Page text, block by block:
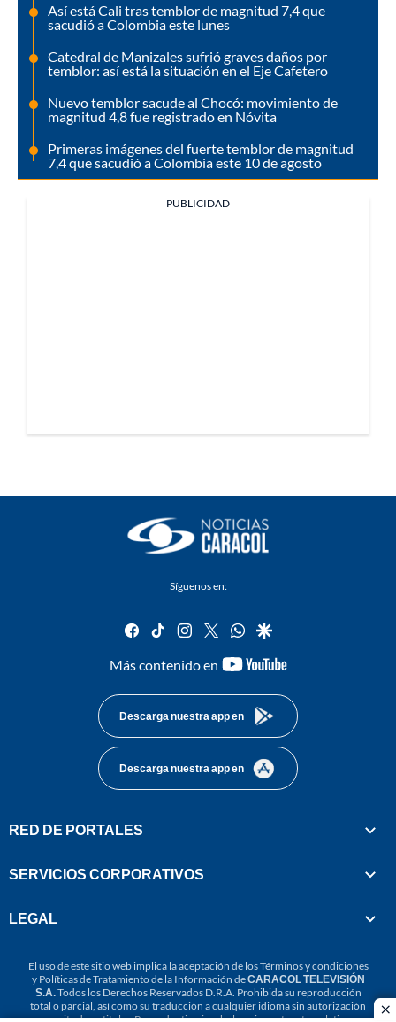
Así está Cali tras temblor de magnitud 7,4 que
sacudió a Colombia este lunes
Catedral de Manizales sufrió graves daños por
temblor: así está la situación en el Eje Cafetero
Nuevo temblor sacude al Chocó: movimiento de
magnitud 4,8 fue registrado en Nóvita
Primeras imágenes del fuerte temblor de magnitud
7,4 que sacudió a Colombia este 10 de agosto
PUBLICIDAD
Síguenos en:
facebook
tiktok instagram
twitterwhatsapp
google
Más contenido en
youtube-
Descarga nuestra app en
Descarga nuestra app en
RED DE PORTALES
SERVICIOS CORPORATIVOS
LEGAL
El uso de este sitio web implica la aceptación de losTérminos y condiciones
y Políticas de Tratamiento de la Información deCARACOL TELEVISIÓN
S.A.Todos los Derechos Reservados D.R.A. Prohibida su reproducción
total o parcial, así como su traducción a cualquier idioma sin autorización
escrita de su titular. Reproduction in whole or in part, or translation